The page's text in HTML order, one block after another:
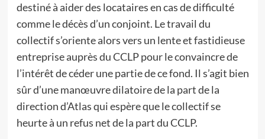
destiné à aider des locataires en cas de difficulté
comme le décès d’un conjoint. Le travail du
collectif s’oriente alors vers un lente et fastidieuse
entreprise auprès du CCLP pour le convaincre de
l’intérêt de céder une partie de ce fond. Il s’agit bien
sûr d’une manœuvre dilatoire de la part de la
direction d’Atlas qui espère que le collectif se
heurte à un refus net de la part du CCLP.